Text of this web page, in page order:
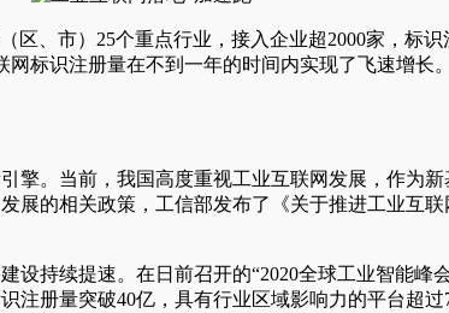
、市）25个重点行业，接入企业超2000家，标
标识注册量在不到一年的时间内实现了飞速增
擎。当前，我国高度重视工业互联网发展，作为
展的相关政策，工信部发布了《关于推进工业互
持续提速。在日前召开的“2020全球工业智能峰
册量突破40亿，具有行业区域影响力的平台超